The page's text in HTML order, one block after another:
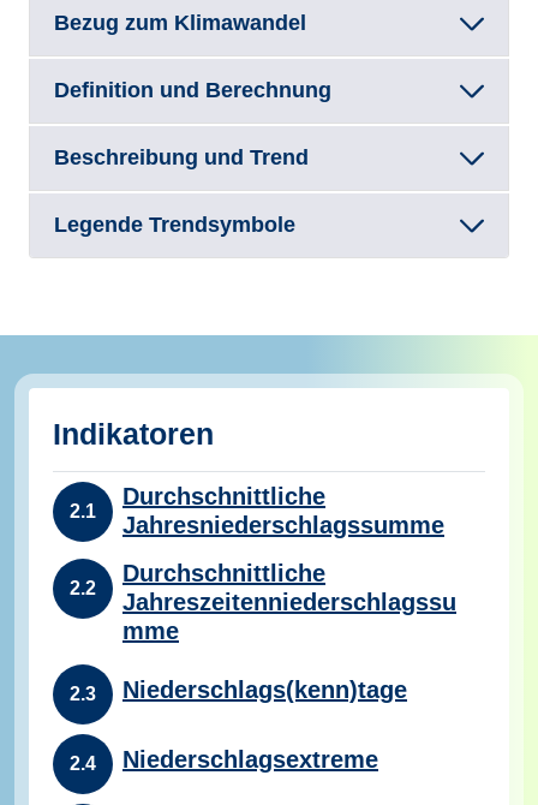
Bezug zum Klimawandel
Definition und Berechnung
Beschreibung und Trend
Legende Trendsymbole
Indikatoren
2.1
Durchschnittliche
Jahresniederschlagssumme
2.2
Durchschnittliche
Jahreszeitenniederschlagssu
mme
2.3 Niederschlags(kenn)tage
2.4 Niederschlagsextreme